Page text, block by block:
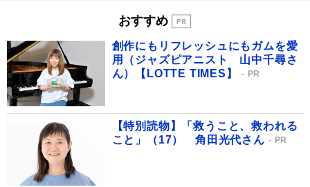
おすすめ
創作にもリフレッシュにもガムを愛
用（ジャズピアニスト 山中千尋さ
ん）【LOTTE TIMES】
PR
【特別読物】「救うこと、救われる
こと」（17） 角田光代さん
PR